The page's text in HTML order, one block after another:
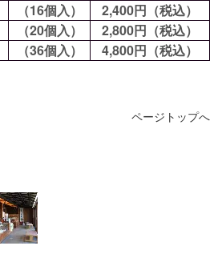
（16個入）
2,400円（税込）
（20個入）
2,800円（税込）
（36個入） 4,800円（税込）
ページトップへ